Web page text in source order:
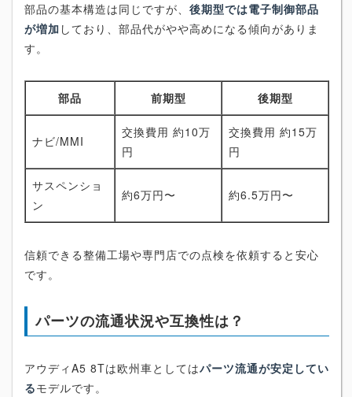
部品の基本構造は同じですが、 後期型では電子制御部品
が増加 しており、部品代がやや高めになる傾向がありま
す。
部品 前期型 後期型
ナビ/MMI
交換費用 約10万
円
交換費用 約15万
円
サスペンショ
ン
約6万円〜 約6.5万円〜
信頼できる整備工場や専門店での点検を依頼すると安心
です。
パーツの流通状況や互換性は？
アウディA5 8Tは欧州車としてはパーツ流通が安定してい
るモデルです。